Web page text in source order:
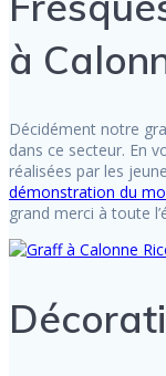
à
Décidément notre
dans ce secteur. En
réalisées par les
démonstration du
grand merci à toute